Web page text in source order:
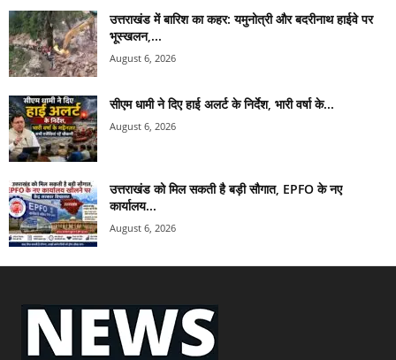
उत्तराखंड में बारिश का कहर: यमुनोत्री और बदरीनाथ हाईवे पर
भूस्खलन,...
August 6, 2026
सीएम धामी ने दिए हाई अलर्ट के निर्देश, भारी वर्षा के...
August 6, 2026
उत्तराखंड को मिल सकती है बड़ी सौगात, EPFO के नए
कार्यालय...
August 6, 2026